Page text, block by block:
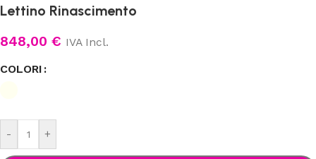
Lettino Rinascimento
848,00 € IVA Incl.
COLORI
- +